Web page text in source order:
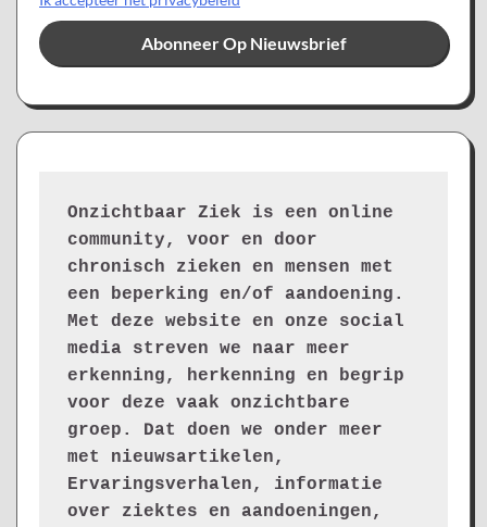
Onzichtbaar Ziek is een online
community, voor en door
chronisch zieken en mensen met
een beperking en/of aandoening.
Met deze website en onze social
media streven we naar meer
erkenning, herkenning en begrip
voor deze vaak onzichtbare
groep. Dat doen we onder meer
met nieuwsartikelen,
Ervaringsverhalen, informatie
over ziektes en aandoeningen,